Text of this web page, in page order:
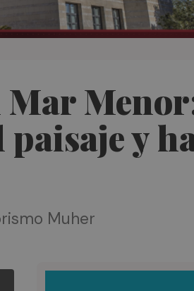
Mar
y
Muher